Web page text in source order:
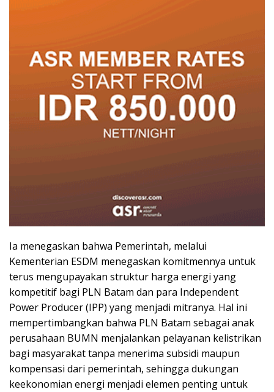
Ia menegaskan bahwa Pemerintah, melalui
Kementerian ESDM menegaskan komitmennya untuk
terus mengupayakan struktur harga energi yang
kompetitif bagi PLN Batam dan para Independent
Power Producer (IPP) yang menjadi mitranya. Hal ini
mempertimbangkan bahwa PLN Batam sebagai anak
perusahaan BUMN menjalankan pelayanan kelistrikan
bagi masyarakat tanpa menerima subsidi maupun
kompensasi dari pemerintah, sehingga dukungan
keekonomian energi menjadi elemen penting untuk